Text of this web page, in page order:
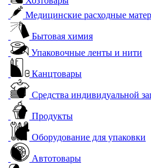
Медицинские расходные
Бытовая химия
Упаковочные ленты и нити
Канцтовары
Средства индивидуальной
Продукты
Оборудование для упаковки
Автотовары